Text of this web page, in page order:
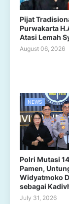
Pijat
Purwakarta
Atasi Lemah
August 06, 2026
NEWS
Polri Mutasi
Pamen,
Widyatmoko
sebagai
July 31, 2026